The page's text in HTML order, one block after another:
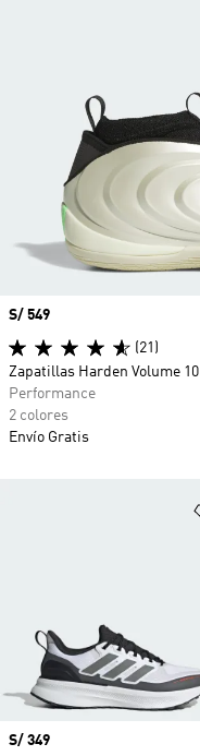
Precio
S/ 349
Precio
S/ 549
(21)
Zapatillas Harden Volume 10
Performance
2 colores
Envío Gratis